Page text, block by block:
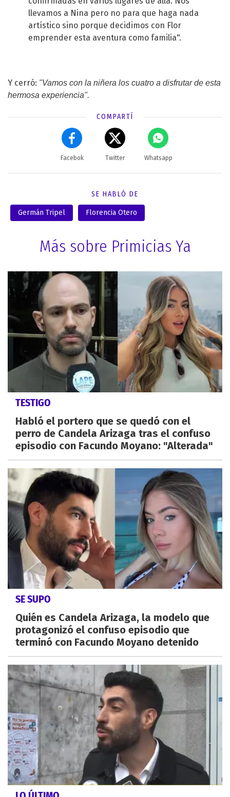
llevamos a Nina pero no para que haga nada
artístico sino porque decidimos con Flor
emprender esta aventura como familia".
Y cerró: "Vamos con la niñera los cuatro a disfrutar de esta
hermosa experiencia".
COMPARTÍ
Facebok Twitter Whatsapp
SE HABLÓ DE
Germán Tripel Florencia Otero
Más sobre Primicias Ya
TESTIGO
Habló el portero que se quedó con el
perro de Candela Arizaga tras el confuso
episodio con Facundo Moyano: "Alterada"
SE SUPO
Quién es Candela Arizaga, la modelo que
protagonizó el confuso episodio que
terminó con Facundo Moyano detenido